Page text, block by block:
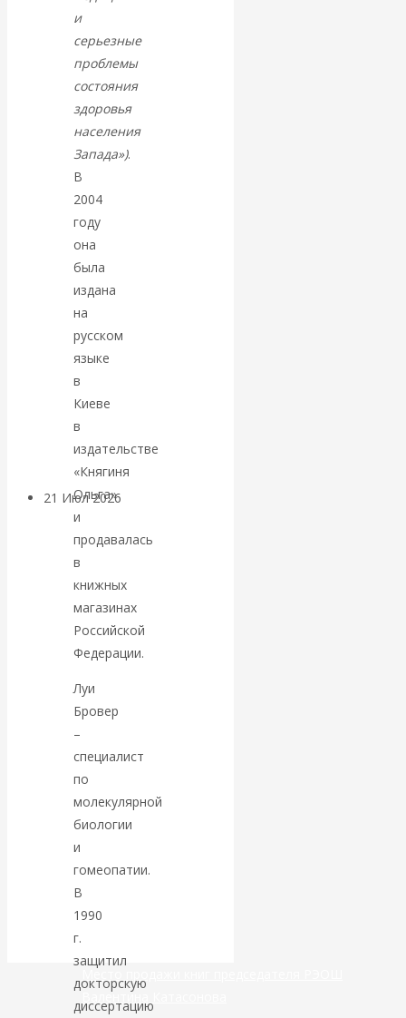
Валентин
КАтасонов.
Парадоксы
денежной
системы России.
Комментарий к
последним
данным
Центробанка о
наличной
денежной массе
21 Июл 2026
интервью и беседы
ВАлентин
Катасонов.
Воздушные
коридоры:
«Паутина-2»
провалилась, но
маршруты в
небе никуда не
делись
и
серьезные
проблемы
состояния
здоровья
населения
Запада»).
В
2004
году
она
была
издана
на
русском
языке
в
Киеве
в
издательстве
«Княгиня
Ольга»
и
продавалась
в
книжных
магазинах
Российской
Федерации.
Луи
Бровер
–
специалист
по
молекулярной
биологии
и
гомеопатии.
В
1990
г.
защитил
докторскую
диссертацию
Место продажи книг председателя РЭОШ
Валентина Катасонова